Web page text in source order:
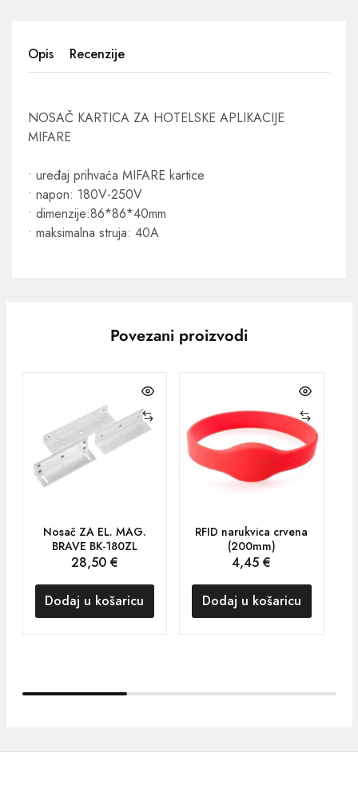
Opis Recenzije
NOSAČ KARTICA ZA HOTELSKE APLIKACIJE
MIFARE
• uređaj prihvaća MIFARE kartice
• napon: 180V-250V
• dimenzije:86*86*40mm
• maksimalna struja: 40A
Povezani proizvodi
Nosač ZA EL. MAG.
BRAVE BK-180ZL
28,50 €
Dodaj u košaricu
RFID narukvica crvena
(200mm)
4,45€
Dodaj u košaricu